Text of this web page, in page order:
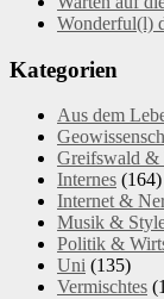
Wonderful(l)
Kategorien
Aus dem
Greifswald &
Internes (164)
Internet &
Musik &
Politik &
Uni (135)
Vermischtes